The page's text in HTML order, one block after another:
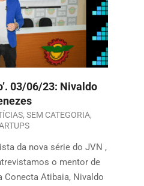
03/06/23: Nivaldo
, SEM CATEGORIA,
da nova série do JVN ,
o mentor de
Conecta Atibaia, Nivaldo